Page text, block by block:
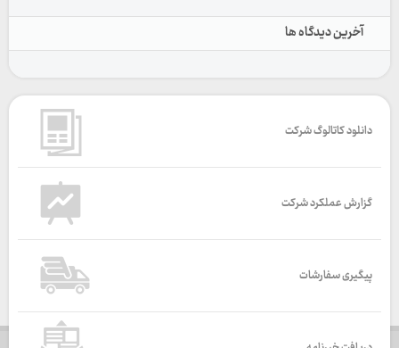
آخرین دیدگاه ها
دانلود کاتالوگ شرکت
گزارش عملکرد شرکت
پیگیری سفارشات